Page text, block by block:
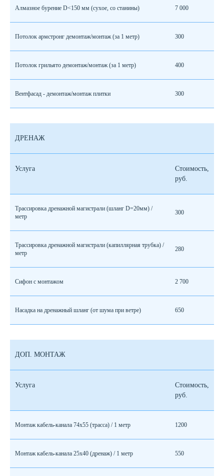
Алмазное бурение D<150 мм (сухое, со станины) 7 000
Потолок армстронг демонтаж/монтаж (за 1 метр) 300
Потолок грильято демонтаж/монтаж (за 1 метр) 400
Вентфасад - демонтаж/монтаж плитки 300
ДРЕНАЖ
Услуга
Стоимость,
руб.
Трассировка дренажной магистрали (шланг D=20мм) /
метр
300
Трассировка дренажной магистрали (капиллярная трубка) /
метр
280
Сифон с монтажом 2 700
Насадка на дренажный шланг (от шума при ветре) 650
ДОП. МОНТАЖ
Услуга
Стоимость,
руб.
Монтаж кабель-канала 74х55 (трасса) / 1 метр 1200
Монтаж кабель-канала 25х40 (дренаж) / 1 метр 550